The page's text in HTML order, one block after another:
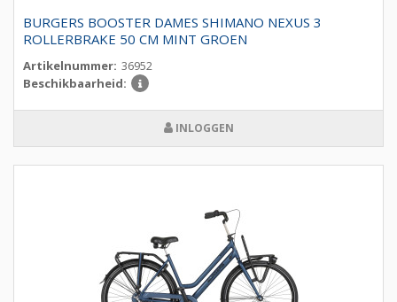
BURGERS BOOSTER DAMES SHIMANO NEXUS 3
ROLLERBRAKE 50 CM MINT GROEN
Artikelnummer: 36952
Beschikbaarheid:
INLOGGEN